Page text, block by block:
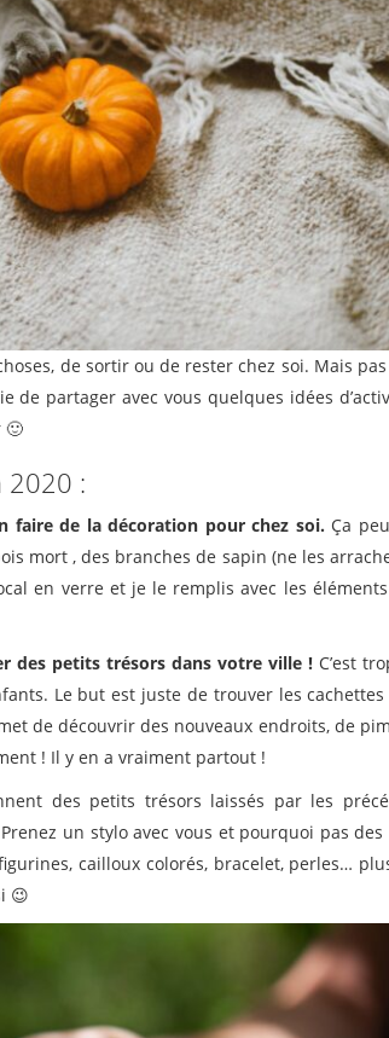
de sortir ou de rester chez soi. Mais
de partager avec vous quelques idées
🙂
2020 :
faire de la décoration pour chez soi. Ça
mort , des branches de sapin (ne les
en verre et je le remplis avec les
des petits trésors dans votre ville ! C’est
Le but est juste de trouver les cachettes
de découvrir des nouveaux endroits, de
! Il y en a vraiment partout !
des petits trésors laissés par les
un stylo avec vous et pourquoi pas des
cailloux colorés, bracelet, perles…
😉